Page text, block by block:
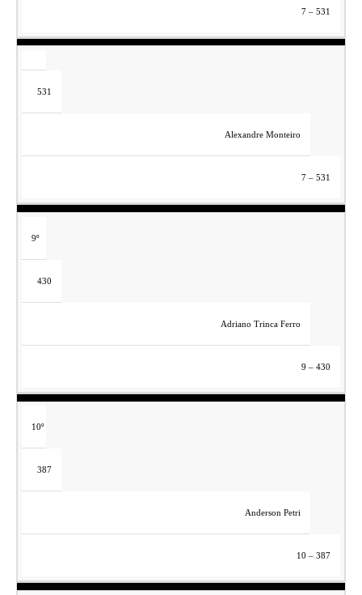
7 – 531
531
Alexandre Monteiro
7 – 531
9º
430
Adriano Trinca Ferro
9 – 430
10º
387
Anderson Petri
10 – 387